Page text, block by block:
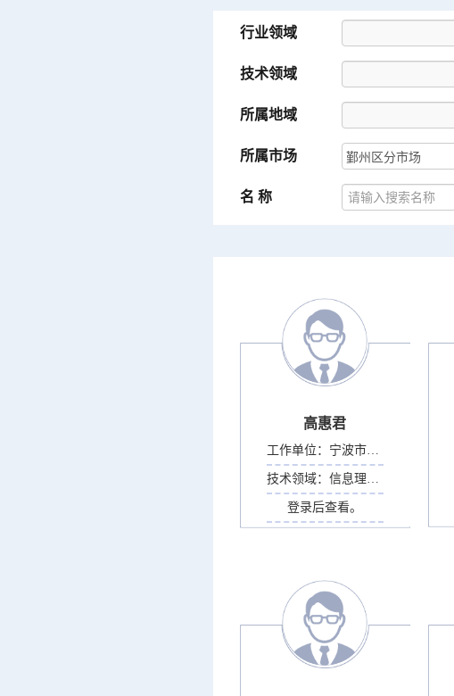
行业领域
技术领域
所属地域
所属市场
名 称
高惠君
工作单位： 宁波市规划与地理信息...
技术领域： 信息理论与信息系统
登录后查看。